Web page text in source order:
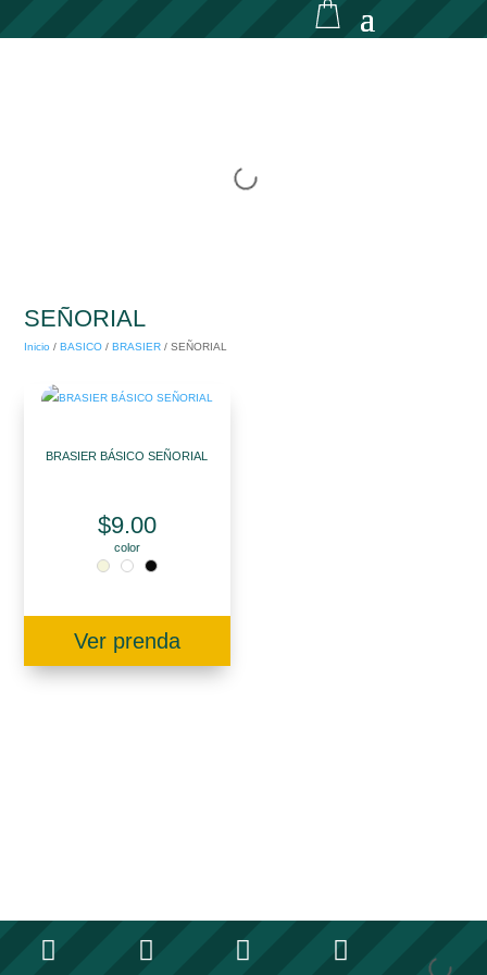
SEÑORIAL
Inicio / BASICO / BRASIER /SEÑORIAL
BRASIER BÁSICO SEÑORIAL
$9.00
color
Ver prenda
   
   